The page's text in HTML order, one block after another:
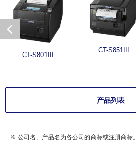
CT-S801III
CT-S851III
产品列表
※ 公司名、产品名为各公司的商标或注册商标。